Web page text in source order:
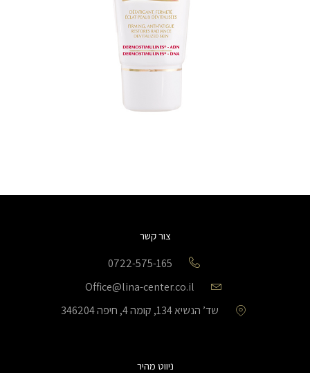
צור קשר
0722-575-165
Office@lina-center.co.il
שד’ הנשיא 134, קומה 4, חיפה 346204
ניווט מהיר